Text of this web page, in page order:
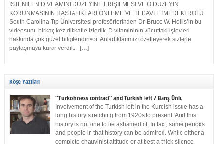
İSTENİLEN D VİTAMİNİ DÜZEYİNE ERİŞİLMESİ VE O DÜZEYİN
KORUNMASININ HASTALIKLARI ÖNLEME VE TEDAVİ ETMEDEKİ ROLÜ
South Carolina Tıp Üniversitesi profesörlerinden Dr. Bruce W. Hollis’in bu
videosunu birkaç kez dikkatle izledik. D vitamininin vücuttaki işlevleri
hakkında çok güzel bilgilendiriyor. Anladıklarımızı özetleyerek sizlerle
paylaşmaya karar verdik. […]
Köşe Yazıları
“Turkishness contract” and Turkish left / Barış Ünlü
Involvement of the Turkish left in the Kurdish issue has a
long history stretching from 1920s to present. And this
history is not one to be ashamed of. In fact, some periods
and people in that history can be admired. While either a
complete chauvinist attitude or at best a thick silence